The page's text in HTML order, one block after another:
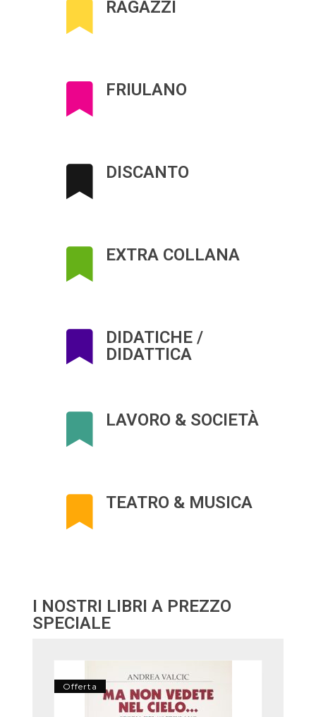
RAGAZZI
FRIULANO
DISCANTO
EXTRA COLLANA
DIDATICHE /
DIDATTICA
LAVORO & SOCIETÀ
TEATRO & MUSICA
I NOSTRI LIBRI A PREZZO
SPECIALE
Offerta